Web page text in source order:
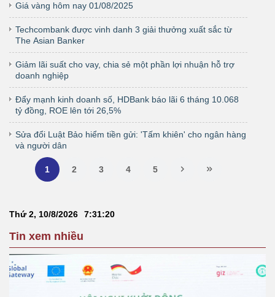
Giá vàng hôm nay 01/08/2025
Techcombank được vinh danh 3 giải thưởng xuất sắc từ
The Asian Banker
Giảm lãi suất cho vay, chia sẻ một phần lợi nhuận hỗ trợ
doanh nghiệp
Đẩy mạnh kinh doanh số, HDBank báo lãi 6 tháng 10.068
tỷ đồng, ROE lên tới 26,5%
Sửa đổi Luật Bảo hiểm tiền gửi: 'Tấm khiên' cho ngân hàng
và người dân
1 2 3 4 5
Thứ 2, 10/8/2026 7:31:21
Tin xem nhiều